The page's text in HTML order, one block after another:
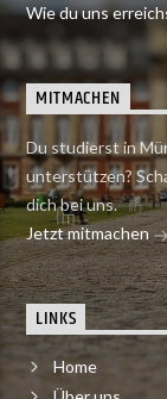
Wie du uns
MITMACHEN
Du studierst in
unterstützen?
dich bei uns.
Jetzt mitmachen
LINKS
Home